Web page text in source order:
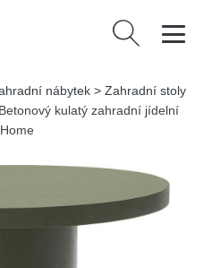
Vyhledávání
nábytek > Zahradní stoly
Betonový kulatý zahradní jídelní